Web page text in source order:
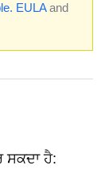
EULAand
ਸਕਦਾ ਹੈ: